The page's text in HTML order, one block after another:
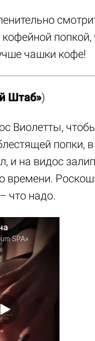
попкой,
чашки кофе!
Штаб»)
Виолетты,
попки, в
и на видос
времени.
что надо.
SPA»